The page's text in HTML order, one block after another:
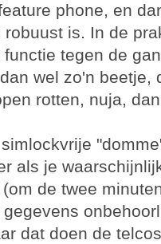
phone, en
is. In de
tegen de
wel zo'n beetje,
rotten, nuja,
als je
de twee
dat doen de